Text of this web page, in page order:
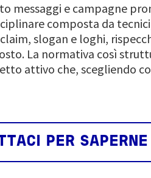
messaggi e campagne
composta da
slogan e loghi,
La normativa così
attivo che, scegliendo
PER